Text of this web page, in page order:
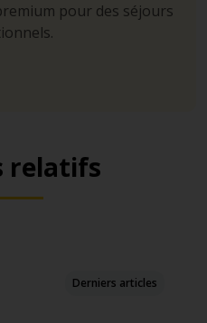
pour des séjours
relatifs
Derniers articles